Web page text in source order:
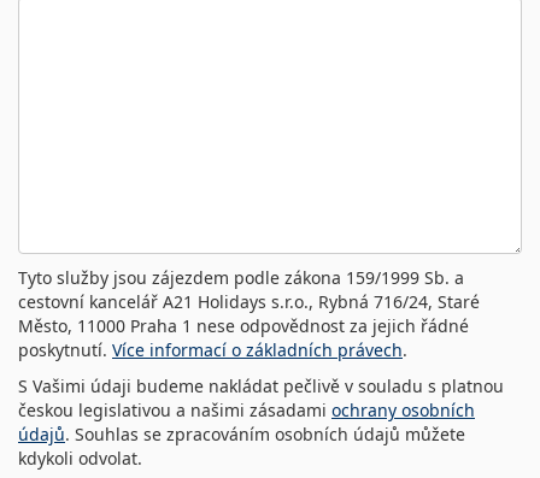
Tyto služby jsou zájezdem podle zákona 159/1999 Sb. a
cestovní kancelář A21 Holidays s.r.o., Rybná 716/24, Staré
Město, 11000 Praha 1 nese odpovědnost za jejich řádné
poskytnutí. Více informací o základních právech.
S Vašimi údaji budeme nakládat pečlivě v souladu s platnou
českou legislativou a našimi zásadami ochrany osobních
údajů. Souhlas se zpracováním osobních údajů můžete
kdykoli odvolat.